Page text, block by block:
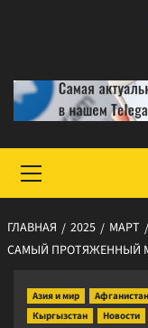
меню
ГЛАВНАЯ 2025 МАРТ
САМЫЙ ПРОТЯЖЕННЫЙ
Азия и мир Афганистан
Кыргызстан
Новости